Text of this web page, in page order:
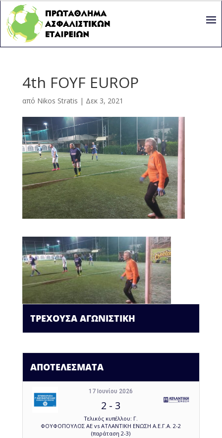
4th FOYF EUROP
από Nikos Stratis | Δεκ 3, 2021
ΤΡΕΧΟΥΣΑ ΑΓΩΝΙΣΤΙΚΗ
ΑΠΟΤΕΛΕΣΜΑΤΑ
17 Ιουνίου 2026
2 - 3
Τελικός κυπέλλου: Γ.
ΦΟΥΦΟΠΟΥΛΟΣ ΑΕ vs ΑΤΛΑΝΤΙΚΗ ΕΝΩΣΗ Α.Ε.Γ.Α. 2-2
(παράταση 2-3)